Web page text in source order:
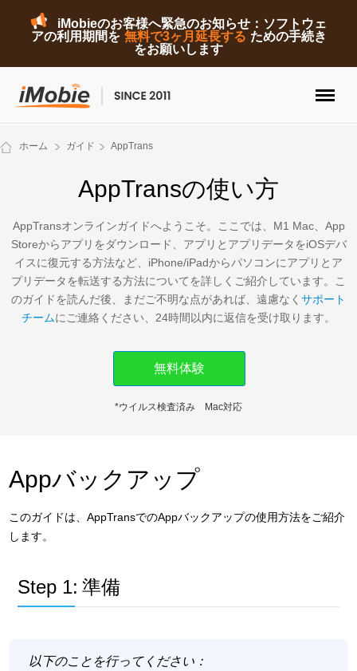
iMobieのお客様へ緊急のお知らせ：ソフトウェ
アの利用期間を 無料で3ヶ月延長する ための手続き
をお願いします
ロック解除&データ復元
データ転送
マルチメディア
便利ツール
ソリューション
ホーム ガイド AppTrans
AppTransの使い方
AppTransオンラインガイドへようこそ。ここでは、M1 Mac、App
Storeからアプリをダウンロード、アプリとアプリデータをiOSデバ
イスに復元する方法など、iPhone/iPadからパソコンにアプリとア
プリデータを転送する方法についてを詳しくご紹介しています。こ
のガイドを読んだ後、まだご不明な点があれば、遠慮なく サポート
チームにご連絡ください、24時間以内に返信を受け取ります。
無料体験
*ウイルス検査済み Mac対応
Appバックアップ
このガイドは、AppTransでのAppバックアップの使用方法をご紹介
します。
Step 1: 準備
以下のことを行ってください：